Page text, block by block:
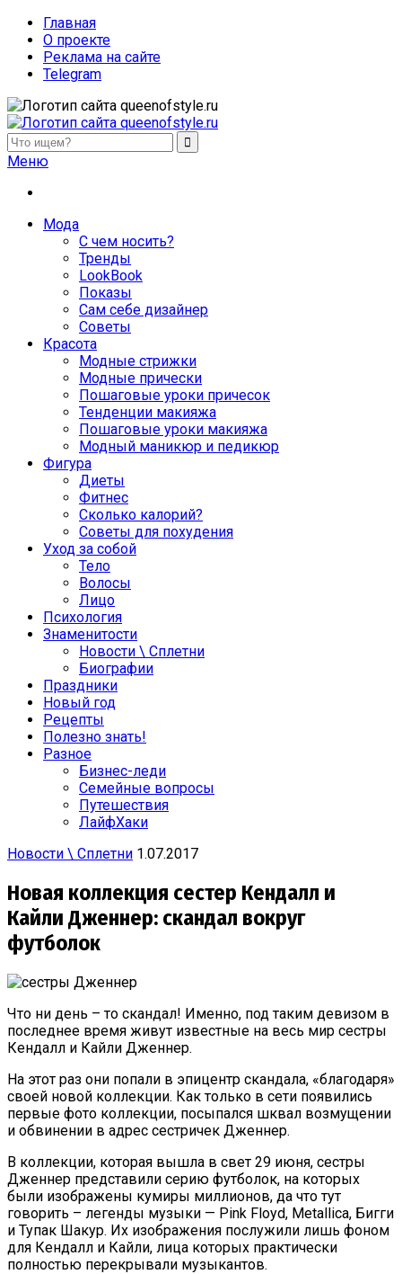
Главная
О проекте
Реклама на сайте
Telegram
queenofstyle.ru
Женский сайт о моде и красоте. Истории преображения и
похудения, отзывы о процедурах и косметике
Меню
Мода
С чем носить?
Тренды
LookBook
Показы
Сам себе дизайнер
Советы
Красота
Модные стрижки
Модные прически
Пошаговые уроки причесок
Тенденции макияжа
Пошаговые уроки макияжа
Модный маникюр и педикюр
Фигура
Диеты
Фитнес
Сколько калорий?
Советы для похудения
Уход за собой
Тело
Волосы
Лицо
Психология
Знаменитости
Новости \ Сплетни
Биографии
Праздники
Новый год
Рецепты
Полезно знать!
Разное
Бизнес-леди
Семейные вопросы
Путешествия
ЛайфХаки
Новости \ Сплетни 1.07.2017
Новая коллекция сестер Кендалл и
Кайли Дженнер: скандал вокруг
футболок
Что ни день – то скандал! Именно, под таким девизом в
последнее время живут известные на весь мир сестры
Кендалл и Кайли Дженнер.
На этот раз они попали в эпицентр скандала, «благодаря»
своей новой коллекции. Как только в сети появились
первые фото коллекции, посыпался шквал возмущении
и обвинении в адрес сестричек Дженнер.
В коллекции, которая вышла в свет 29 июня, сестры
Дженнер представили серию футболок, на которых
были изображены кумиры миллионов, да что тут
говорить – легенды музыки — Pink Floyd, Metallica, Бигги
и Тупак Шакур. Их изображения послужили лишь фоном
для Кендалл и Кайли, лица которых практически
полностью перекрывали музыкантов.